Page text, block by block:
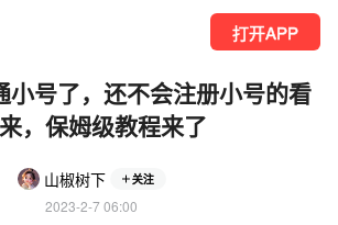
打开APP
小号了，还不会注册小号的看
，保姆级教程来了
山椒树下 关注
2023-2-7 06:00